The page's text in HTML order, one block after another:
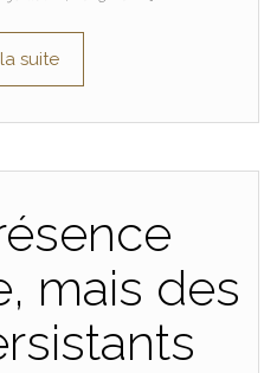
suite
mais des